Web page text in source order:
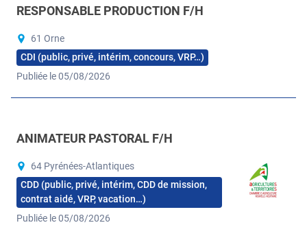
RESPONSABLE PRODUCTION F/H
61 Orne
CDI (public, privé, intérim, concours, VRP…)
Publiée le 05/08/2026
ANIMATEUR PASTORAL F/H
64 Pyrénées-Atlantiques
CDD (public, privé, intérim, CDD de mission,
contrat aidé, VRP, vacation…)
Publiée le 05/08/2026